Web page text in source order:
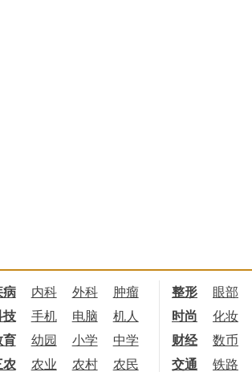
病 内科 外科 肿瘤 整形 眼部
技 手机 电脑 机人 时尚 化妆
育 幼园 小学 中学 财经 数币
农 农业 农村 农民 交通 铁路